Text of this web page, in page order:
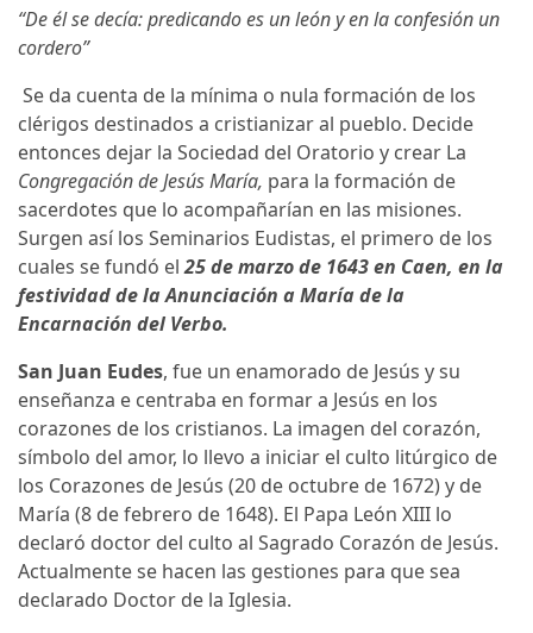
“De él se decía: predicando es un león y en la confesión un
cordero”
Se da cuenta de la mínima o nula formación de los
clérigos destinados a cristianizar al pueblo. Decide
entonces dejar la Sociedad del Oratorio y crear La
Congregación de Jesús María, para la formación de
sacerdotes que lo acompañarían en las misiones.
Surgen así los Seminarios Eudistas, el primero de los
cuales se fundó el25 de marzo de 1643 en Caen, en la
festividad de la Anunciación a María de la
Encarnación del Verbo.
San Juan Eudes, fue un enamorado de Jesús y su
enseñanza e centraba en formar a Jesús en los
corazones de los cristianos. La imagen del corazón,
símbolo del amor, lo llevo a iniciar el culto litúrgico de
los Corazones de Jesús (20 de octubre de 1672) y de
María (8 de febrero de 1648). El Papa León XIII lo
declaró doctor del culto al Sagrado Corazón de Jesús.
Actualmente se hacen las gestiones para que sea
declarado Doctor de la Iglesia.